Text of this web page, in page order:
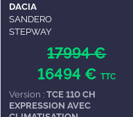
DACIA
SANDERO
STEPWAY
17994 €
16494 €TTC
Version : TCE 110 CH
EXPRESSION AVEC